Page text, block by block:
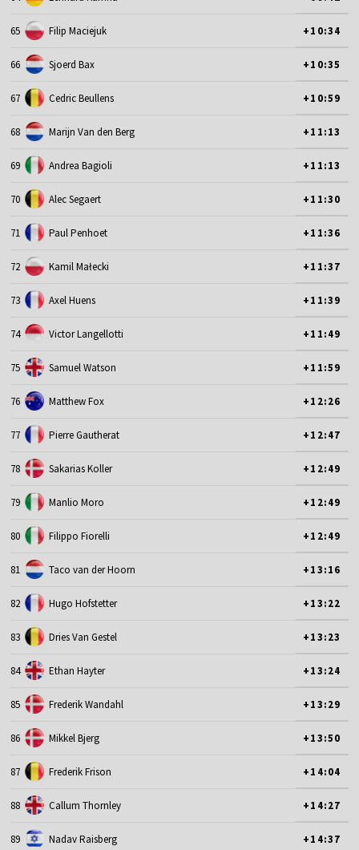
65 Filip Maciejuk +10:34
66 Sjoerd Bax +10:35
67 Cedric Beullens +10:59
68 Marijn Van den Berg +11:13
69 Andrea Bagioli +11:13
70 Alec Segaert +11:30
71 Paul Penhoet +11:36
72 Kamil Małecki +11:37
73 Axel Huens +11:39
74 Victor Langellotti +11:49
75 Samuel Watson +11:59
76 Matthew Fox +12:26
77 Pierre Gautherat +12:47
78 Sakarias Koller +12:49
79 Manlio Moro +12:49
80 Filippo Fiorelli +12:49
81 Taco van der Hoorn +13:16
82 Hugo Hofstetter +13:22
83 Dries Van Gestel +13:23
84 Ethan Hayter +13:24
85 Frederik Wandahl +13:29
86 Mikkel Bjerg +13:50
87 Frederik Frison +14:04
88 Callum Thornley +14:27
89 Nadav Raisberg +14:37